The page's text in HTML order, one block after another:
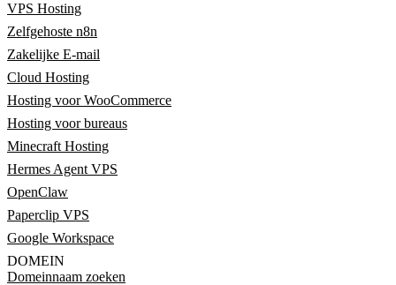
VPS Hosting
Zelfgehoste n8n
Zakelijke E-mail
Cloud Hosting
Hosting voor WooCommerce
Hosting voor bureaus
Minecraft Hosting
Hermes Agent VPS
OpenClaw
Paperclip VPS
Google Workspace
DOMEIN
Domeinnaam zoeken